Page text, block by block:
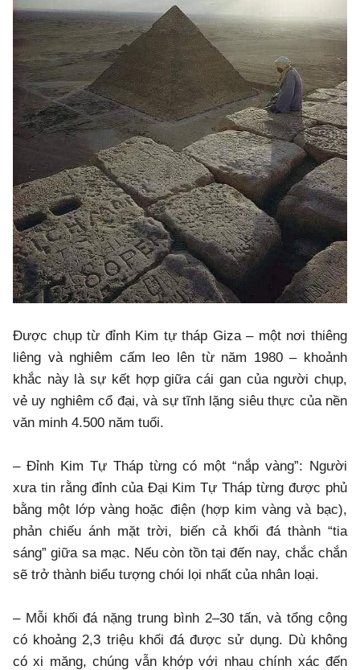
Được chụp từ đỉnh Kim tự tháp Giza – một nơi thiêng
liêng và nghiêm cấm leo lên từ năm 1980 – khoảnh
khắc này là sự kết hợp giữa cái gan của người chụp,
vẻ uy nghiêm cổ đại, và sự tĩnh lặng siêu thực của nền
văn minh 4.500 năm tuổi.
– Đỉnh Kim Tự Tháp từng có một “nắp vàng”: Người
xưa tin rằng đỉnh của Đại Kim Tự Tháp từng được phủ
bằng một lớp vàng hoặc điện (hợp kim vàng và bạc),
phản chiếu ánh mặt trời, biến cả khối đá thành “tia
sáng” giữa sa mạc. Nếu còn tồn tại đến nay, chắc chắn
sẽ trở thành biểu tượng chói lọi nhất của nhân loại.
– Mỗi khối đá nặng trung bình 2–30 tấn, và tổng cộng
có khoảng 2,3 triệu khối đá được sử dụng. Dù không
có xi măng, chúng vẫn khớp với nhau chính xác đến